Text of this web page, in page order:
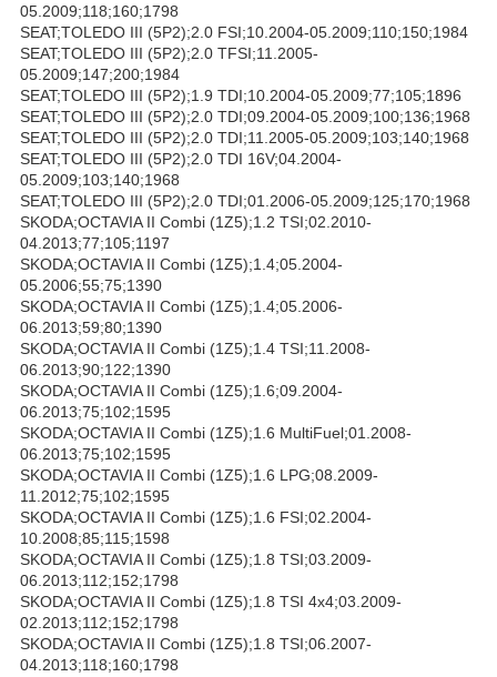
05.2009;118;160;1798
SEAT;TOLEDO III (5P2);2.0 FSI;10.2004-05.2009;110;150;1984
SEAT;TOLEDO III (5P2);2.0 TFSI;11.2005-
05.2009;147;200;1984
SEAT;TOLEDO III (5P2);1.9 TDI;10.2004-05.2009;77;105;1896
SEAT;TOLEDO III (5P2);2.0 TDI;09.2004-05.2009;100;136;1968
SEAT;TOLEDO III (5P2);2.0 TDI;11.2005-05.2009;103;140;1968
SEAT;TOLEDO III (5P2);2.0 TDI 16V;04.2004-
05.2009;103;140;1968
SEAT;TOLEDO III (5P2);2.0 TDI;01.2006-05.2009;125;170;1968
SKODA;OCTAVIA II Combi (1Z5);1.2 TSI;02.2010-
04.2013;77;105;1197
SKODA;OCTAVIA II Combi (1Z5);1.4;05.2004-
05.2006;55;75;1390
SKODA;OCTAVIA II Combi (1Z5);1.4;05.2006-
06.2013;59;80;1390
SKODA;OCTAVIA II Combi (1Z5);1.4 TSI;11.2008-
06.2013;90;122;1390
SKODA;OCTAVIA II Combi (1Z5);1.6;09.2004-
06.2013;75;102;1595
SKODA;OCTAVIA II Combi (1Z5);1.6 MultiFuel;01.2008-
06.2013;75;102;1595
SKODA;OCTAVIA II Combi (1Z5);1.6 LPG;08.2009-
11.2012;75;102;1595
SKODA;OCTAVIA II Combi (1Z5);1.6 FSI;02.2004-
10.2008;85;115;1598
SKODA;OCTAVIA II Combi (1Z5);1.8 TSI;03.2009-
06.2013;112;152;1798
SKODA;OCTAVIA II Combi (1Z5);1.8 TSI 4x4;03.2009-
02.2013;112;152;1798
SKODA;OCTAVIA II Combi (1Z5);1.8 TSI;06.2007-
04.2013;118;160;1798